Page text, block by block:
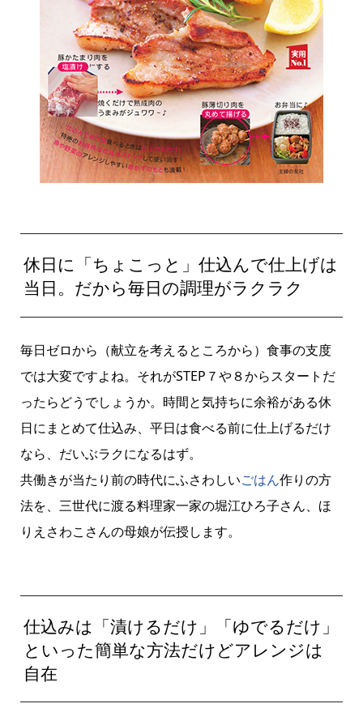
休日に「ちょこっと」仕込んで仕上げは
当日。だから毎日の調理がラクラク
毎日ゼロから（献立を考えるところから）食事の支度
では大変ですよね。それがSTEP７や８からスタートだ
ったらどうでしょうか。時間と気持ちに余裕がある休
日にまとめて仕込み、平日は食べる前に仕上げるだけ
なら、だいぶラクになるはず。
共働きが当たり前の時代にふさわしいごはん作りの方
法を、三世代に渡る料理家一家の堀江ひろ子さん、ほ
りえさわこさんの母娘が伝授します。
仕込みは「漬けるだけ」「ゆでるだけ」
といった簡単な方法だけどアレンジは
自在